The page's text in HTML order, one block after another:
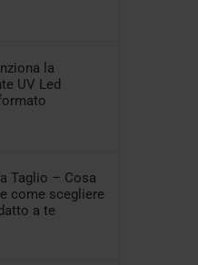
la
UV Led
Taglio – Cosa
come scegliere
a te